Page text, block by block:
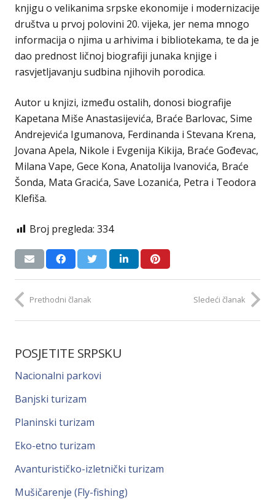
knjigu o velikanima srpske ekonomije i modernizacije
društva u prvoj polovini 20. vijeka, jer nema mnogo
informacija o njima u arhivima i bibliotekama, te da je
dao prednost ličnoj biografiji junaka knjige i
rasvjetljavanju sudbina njihovih porodica.
Autor u knjizi, između ostalih, donosi biografije
Kapetana Miše Anastasijevića, Braće Barlovac, Sime
Andrejevića Igumanova, Ferdinanda i Stevana Krena,
Jovana Apela, Nikole i Evgenija Kikija, Braće Gođevac,
Milana Vape, Gece Kona, Anatolija Ivanovića, Braće
Šonda, Mata Gracića, Save Lozanića, Petra i Teodora
Klefiša.
Broj pregleda: 334
Prethodni članak Sledeći članak
POSJETITE SRPSKU
Nacionalni parkovi
Banjski turizam
Planinski turizam
Eko-etno turizam
Avanturističko-izletnički turizam
Mušičarenje (Fly-fishing)